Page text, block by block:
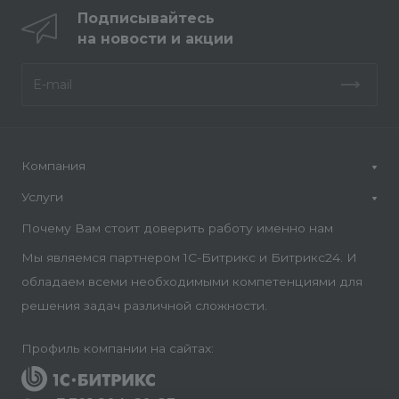
Подписывайтесь
на новости и акции
Компания
Услуги
Почему Вам стоит доверить работу именно нам
Мы являемся партнером 1С-Битрикс и Битрикс24. И
обладаем всеми необходимыми компетенциями для
решения задач различной сложности.
Профиль компании на сайтах: